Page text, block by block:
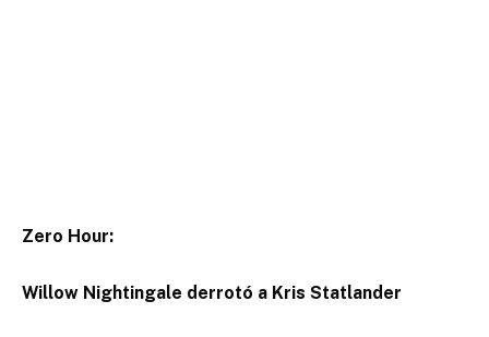
Zero Hour:
Willow Nightingale derrotó a Kris Statlander